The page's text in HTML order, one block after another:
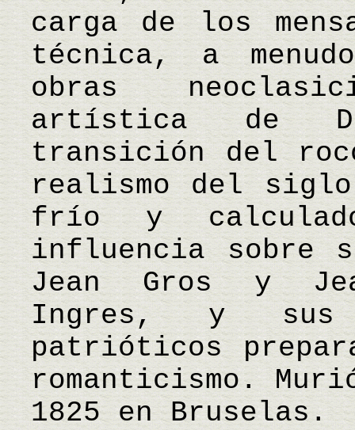
carga de los
técnica, a
obras
artística de
transición del
realismo del siglo
frío y
influencia sobre
Jean Gros y
Ingres, y sus
patrióticos
romanticismo.
1825 en Bruselas.